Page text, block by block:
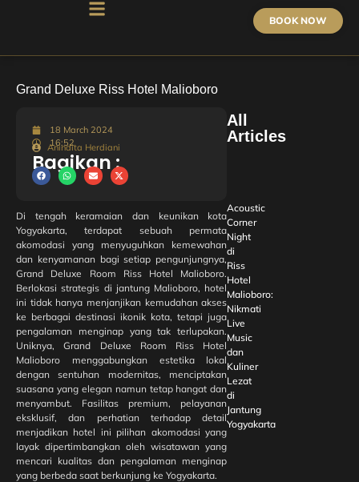
BOOK NOW
Grand Deluxe Riss Hotel Malioboro
18 March 2024
16:52
Anindita Herdiani
Bagikan :
Di tengah keramaian dan keunikan kota
Yogyakarta, terdapat sebuah permata
akomodasi yang menyuguhkan kemewahan
dan kenyamanan bagi setiap pengunjungnya,
Grand Deluxe Room Riss Hotel Malioboro.
Berlokasi strategis di jantung Malioboro, hotel
ini tidak hanya menjanjikan kemudahan akses
ke berbagai destinasi ikonik kota, tetapi juga
pengalaman menginap yang tak terlupakan.
Uniknya, Grand Deluxe Room Riss Hotel
Malioboro menggabungkan estetika lokal
dengan sentuhan modernitas, menciptakan
suasana yang elegan namun tetap hangat dan
menyambut. Fasilitas premium, pelayanan
eksklusif, dan perhatian terhadap detail
menjadikan hotel ini pilihan akomodasi yang
layak dipertimbangkan oleh wisatawan yang
mencari kualitas dan pengalaman menginap
yang berbeda saat berkunjung ke Yogyakarta.
All
Articles
Acoustic
Corner
Night
di
Riss
Hotel
Malioboro:
Nikmati
Live
Music
dan
Kuliner
Lezat
di
Jantung
Yogyakarta